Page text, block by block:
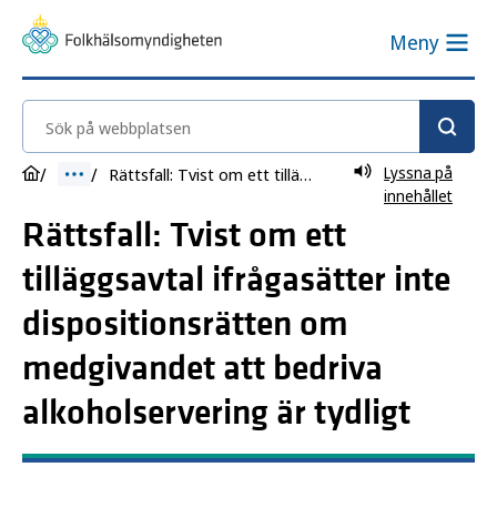
Meny
Sök på webbplatsen
Rättsfall: Tvist om ett tilläggsavtal ifrågasätter inte dispositionsrätten om medgivandet att bedriva alkoholservering är tydligt
Lyssna på
innehållet
Rättsfall: Tvist om ett
tilläggsavtal ifrågasätter inte
dispositionsrätten om
medgivandet att bedriva
alkoholservering är tydligt